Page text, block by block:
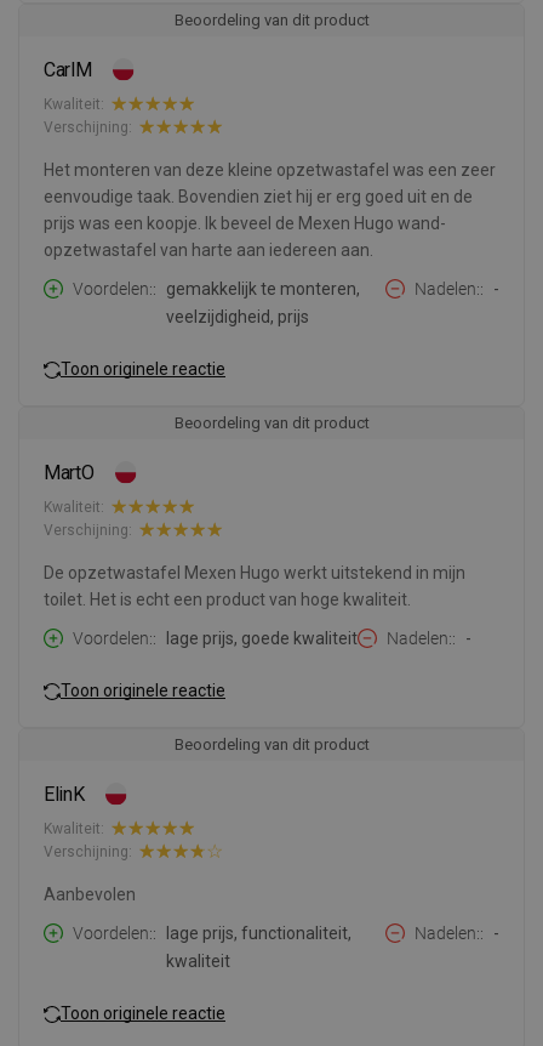
Beoordeling van dit product
CarlM
Kwaliteit:
Verschijning:
Het monteren van deze kleine opzetwastafel was een zeer
eenvoudige taak. Bovendien ziet hij er erg goed uit en de
prijs was een koopje. Ik beveel de Mexen Hugo wand-
opzetwastafel van harte aan iedereen aan.
Voordelen:
gemakkelijk te monteren,
veelzijdigheid, prijs
Nadelen: -
Toon originele reactie
Beoordeling van dit product
MartO
Kwaliteit:
Verschijning:
De opzetwastafel Mexen Hugo werkt uitstekend in mijn
toilet. Het is echt een product van hoge kwaliteit.
Voordelen:
lage prijs, goede kwaliteit Nadelen: -
Toon originele reactie
Beoordeling van dit product
ElinK
Kwaliteit:
Verschijning:
Aanbevolen
Voordelen:
lage prijs, functionaliteit,
kwaliteit
Nadelen: -
Toon originele reactie